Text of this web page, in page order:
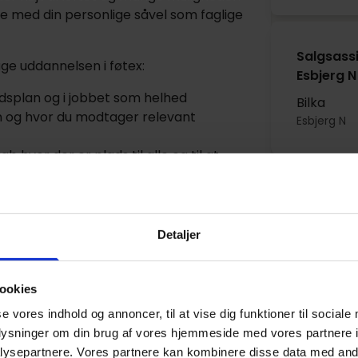
Detaljer
vores indhold og annoncer, til at vise dig funktioner til sociale
om din brug af vores hjemmeside med vores partnere
Vores partnere kan kombinere disse data med
din personlige såvel som faglige
uddannelsen i føtex:
og i jobbet som helhed
og hvor du modtager relevant
hvor der er plads til alle og til at
ord også kunne skabe dig et godt
koncerter og festlige
muligheder for at fortsætte din
som vi har stort fokus på. Det
Esbjerg N
Bilka
Esbjerg N